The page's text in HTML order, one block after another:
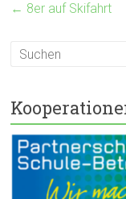
← 8er auf Skifahrt